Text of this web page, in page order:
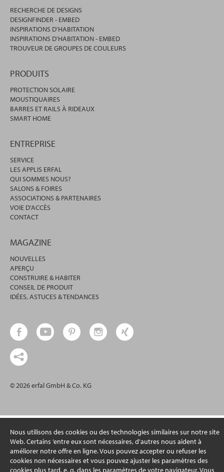
Nous utilisons des cookies ou des technologies similaires sur notre site
Web. Certains ’entre eux sont nécessaires, d’autres nous aident à
améliorer notre offre en ligne. Vous pouvez accepter ou refuser les
cookies non nécessaires et vous pouvez ajuster les paramètres des
cookies plus tard. e. g. dans les paramètres de votre navigateur. Vous
RECHERCHE DE DESIGNS
DESIGNFINDER - EMBED
INSPIRATIONS D'HABITATION
INSPIRATIONS D'HABITATION - EMBED
TROUVEUR DE GROUPES DE COULEURS
PRODUITS
PROTECTION SOLAIRE
MOUSTIQUAIRES
BARRES ET RAILS À RIDEAUX
SMART HOME
ENTREPRISE
SERVICE
LES APPLIS ERFAL
QUI SOMMES NOUS?
SALONS & FOIRES
ASSOCIATIONS & PARTENAIRES
VOIE D'ACCÈS
CONTACT
MAGAZINE
NOUVELLES
APERÇU
CONSTRUIRE & HABITER
CONSEIL DE PRODUIT
IDÉES, ASTUCES & TENDANCES
© 2026 erfal GmbH & Co. KG